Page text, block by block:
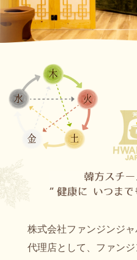
株式会社ファンジンジ
代理店として、ファン